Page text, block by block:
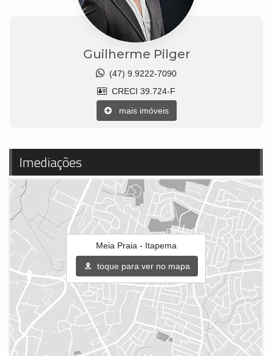
Guilherme Pilger
(47) 9.9222-7090
CRECI 39.724-F
mais imóveis
Imediações
Meia Praia - Itapema
toque para ver no mapa